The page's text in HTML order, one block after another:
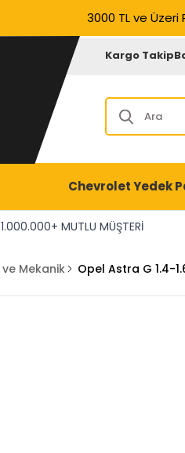
3000 TL ve Üzeri
Kargo Takip
Chevrolet Yedek
MUTLU MÜŞTERİ
Mekanik Opel Astra G 1.4-